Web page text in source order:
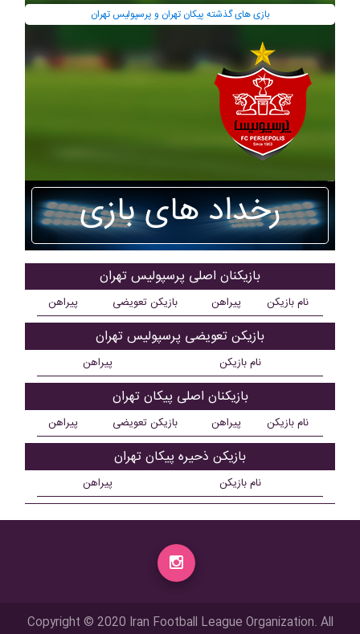
بازی های گذشته پيکان تهران و پرسپولیس تهران
رخداد های بازی
بازیکنان اصلی پرسپولیس تهران
نام بازیکن پیراهن بازیکن تعویضی پیراهن
بازیکن تعویضی پرسپولیس تهران
نام بازیکن پیراهن
بازیکنان اصلی پيکان تهران
نام بازیکن پیراهن بازیکن تعویضی پیراهن
بازیکن ذحیره پيکان تهران
نام بازیکن پیراهن
Copyright © 2020 Iran Football League Organization. All